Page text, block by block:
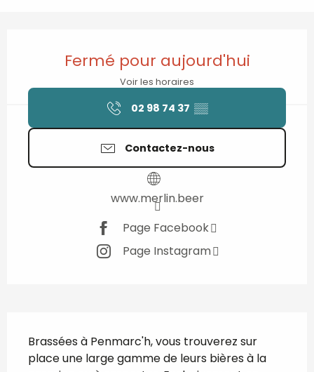
Fermé pour aujourd'hui
Voir les horaires
02 98 74 37 ▒▒
Contactez-nous
www.merlin.beer
Page Facebook
Page Instagram
Brassées à Penmarc'h, vous trouverez sur
place une large gamme de leurs bières à la